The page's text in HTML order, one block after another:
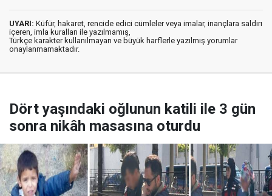
UYARI: Küfür, hakaret, rencide edici cümleler veya imalar, inançlara saldırı
içeren, imla kuralları ile yazılmamış,
Türkçe karakter kullanılmayan ve büyük harflerle yazılmış yorumlar
onaylanmamaktadır.
Dört yaşındaki oğlunun katili ile 3 gün
sonra nikâh masasına oturdu